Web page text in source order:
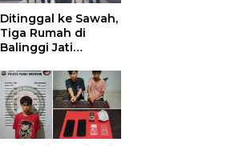
Ditinggal ke Sawah,
Tiga Rumah di
Balinggi Jati
Ditangkap Dini Hari